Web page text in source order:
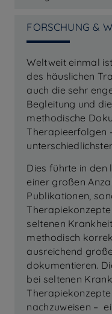
FORSCHUNG &
Weltweit einmal
des häuslichen
auch die sehr
Begleitung und
methodische
Therapieerfolgen
Dies führte in den
einer großen
Publikationen,
seltenen
methodisch
ausreichend
dokumentieren.
bei seltenen
nachzuweisen –